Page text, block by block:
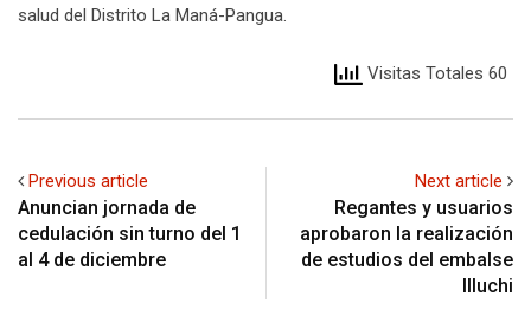
salud del Distrito La Maná-Pangua.
Visitas Totales 60
Previous article
Anuncian jornada de
cedulación sin turno del 1
al 4 de diciembre
Next article
Regantes y usuarios
aprobaron la realización
de estudios del embalse
Illuchi